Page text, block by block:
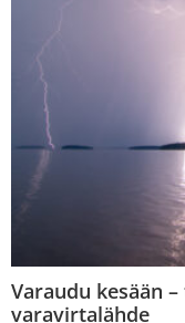
Varaudu kesään
varavirtalähde